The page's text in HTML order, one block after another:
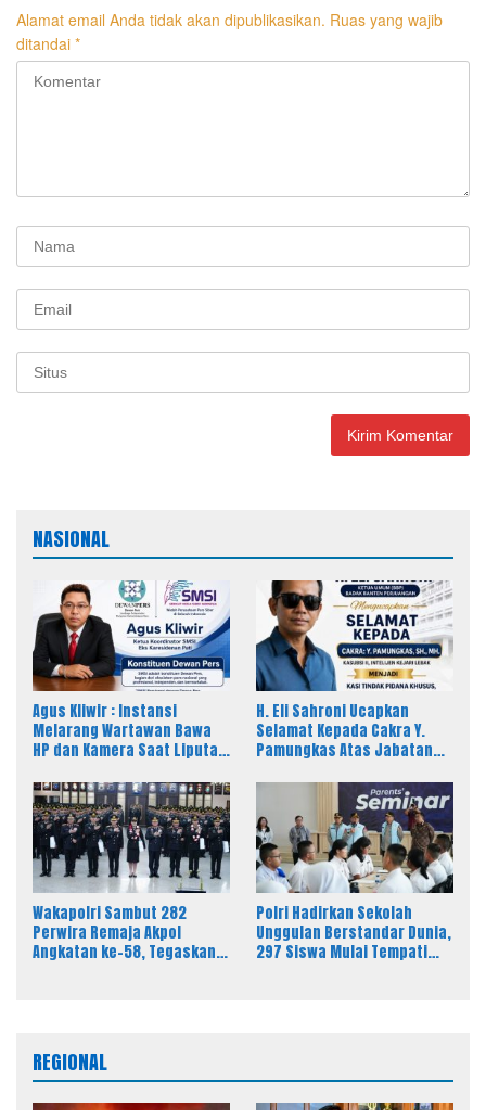
Alamat email Anda tidak akan dipublikasikan. Ruas yang wajib
ditandai *
NASIONAL
Agus Kliwir : Instansi
Melarang Wartawan Bawa
HP dan Kamera Saat Liputan
Pers
H. Eli Sahroni Ucapkan
Selamat Kepada Cakra Y.
Pamungkas Atas Jabatan
Timor Tengah Utara
Wakapolri Sambut 282
Perwira Remaja Akpol
Angkatan ke-58, Tegaskan
Polri Hadirkan Sekolah
Unggulan Berstandar Dunia,
297 Siswa Mulai Tempati
REGIONAL